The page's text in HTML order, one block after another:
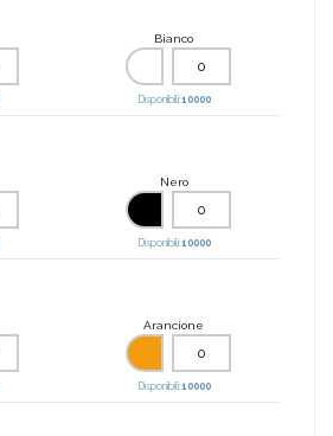
Bianco
Disponibili:10000
Nero
Disponibili:10000
Arancione
Disponibili:10000